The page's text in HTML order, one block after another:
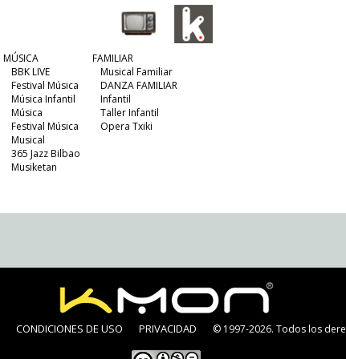
MÚSICA
BBK LIVE
Festival Música
Música Infantil
Música
Festival Música
Musical
365 Jazz Bilbao
Musiketan
FAMILIAR
Musical Familiar
DANZA FAMILIAR
Infantil
Taller Infantil
Opera Txiki
CONDICIONES DE USO PRIVACIDAD © 1997-2026. Todos los